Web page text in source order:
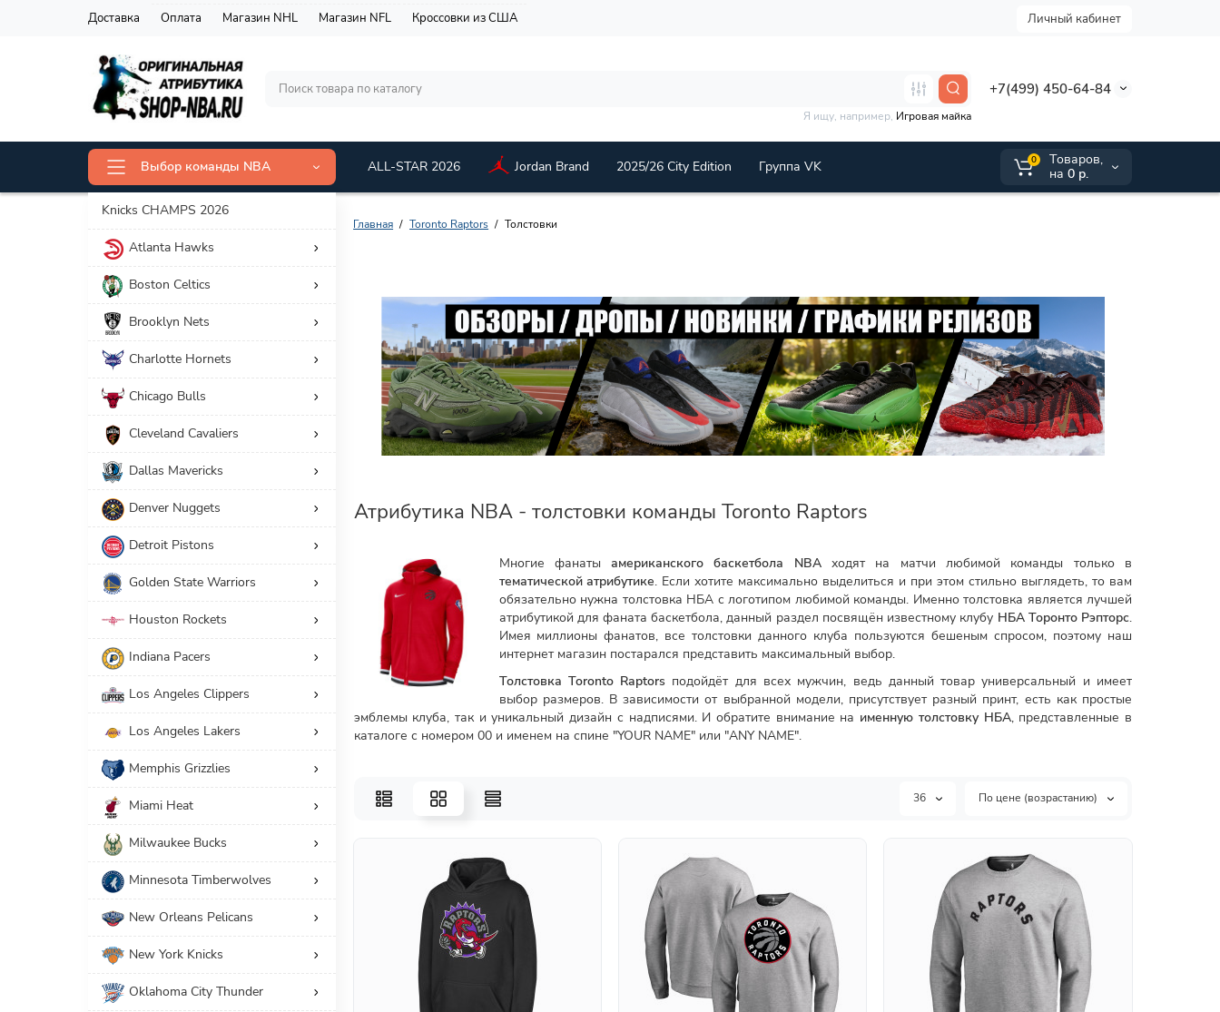
Доставка Оплата Магазин NHL Магазин NFL Кроссовки из США Личный кабинет
+7(499) 450-64-84
Я ищу, например, Игровая майка
Выбор команды NBA
Knicks CHAMPS 2026
Atlanta Hawks
Boston Celtics
Brooklyn Nets
Charlotte Hornets
Chicago Bulls
Cleveland Cavaliers
Dallas Mavericks
Denver Nuggets
Detroit Pistons
Golden State Warriors
Houston Rockets
Indiana Pacers
Los Angeles Clippers
Los Angeles Lakers
Memphis Grizzlies
Miami Heat
Milwaukee Bucks
Minnesota Timberwolves
New Orleans Pelicans
New York Knicks
Oklahoma City Thunder
ALL-STAR 2026 Jordan Brand 2025/26 City Edition Группа VK 0
Tоваров,
на 0 р.
Главная Toronto Raptors Толстовки
Фильтр товаров
Цена
7 278 р.
Категория
Толстовки 112
Принадлежность
Мужчинам
Американский размер
СБРОС
Атрибутика NBA - толстовки команды Toronto Raptors
Многие фанатыамериканского баскетбола NBAходят на матчи любимой команды только в
тематической атрибутике. Если хотите максимально выделиться и при этом стильно выглядеть, то вам
обязательно нужна толстовка НБА с логотипом любимой команды. Именно толстовка является лучшей
атрибутикой для фаната баскетбола, данный раздел посвящён известному клубу НБА Торонто Рэпторс.
Имея миллионы фанатов, все толстовки данного клуба пользуются бешеным спросом, поэтому наш
интернет магазин постарался представить максимальный выбор.
Толстовка Toronto Raptors подойдёт для всех мужчин, ведь данный товар универсальный и имеет
выбор размеров. В зависимости от выбранной модели, присутствует разный принт, есть как простые
эмблемы клуба, так и уникальный дизайн с надписями. И обратите внимание на именную толстовку НБА, представленные в
каталоге с номером 00 и именем на спине "YOUR NAME" или "ANY NAME".
36 По цене (возрастанию)